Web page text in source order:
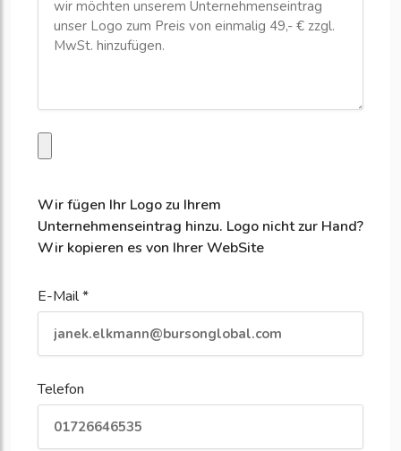
Wir fügen Ihr Logo zu Ihrem
Unternehmenseintrag hinzu. Logo nicht zur Hand?
Wir kopieren es von Ihrer WebSite
E-Mail *
Telefon